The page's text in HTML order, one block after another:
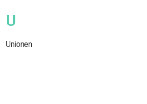
U
Unionen